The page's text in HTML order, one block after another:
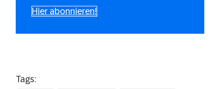
Hier abonnieren!
Tags: